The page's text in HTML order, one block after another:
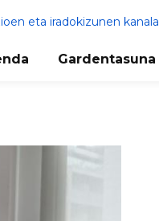
eta iradokizunen kanala
Gardentasuna